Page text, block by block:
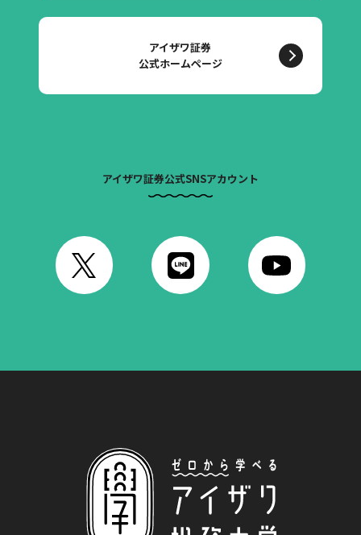
アイザワ証券
公式ホームページ
アイザワ証券公式SNSアカウント